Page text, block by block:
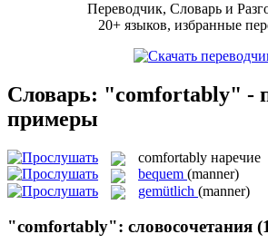
Переводчик, Словарь и
20+ языков, избранные
Словарь: "comfortably" -
примеры
comfortably наречие
bequem (manner)
gemütlich (manner)
"comfortably": словосочетания